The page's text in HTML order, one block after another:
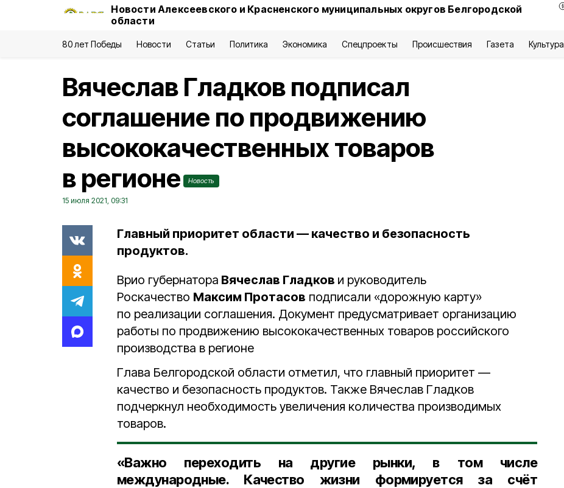
Новости Алексеевского и Красненского муниципальных округов Белгородской
области
80 лет Победы Новости Статьи Политика Экономика Спецпроекты Происшествия Газета Культура
Вячеслав Гладков подписал
соглашение по продвижению
высококачественных товаров
в регионе
Новость
15 июля 2021, 09:31
Главный приоритет области — качество и безопасность
продуктов.
Врио губернатора Вячеслав Гладков и руководитель
Роскачество Максим Протасов подписали «дорожную карту»
по реализации соглашения. Документ предусматривает организацию
работы по продвижению высококачественных товаров российского
производства в регионе
Глава Белгородской области отметил, что главный приоритет —
качество и безопасность продуктов. Также Вячеслав Гладков
подчеркнул необходимость увеличения количества производимых
товаров.
«Важно переходить на другие рынки, в том числе
международные. Качество жизни формируется за счёт